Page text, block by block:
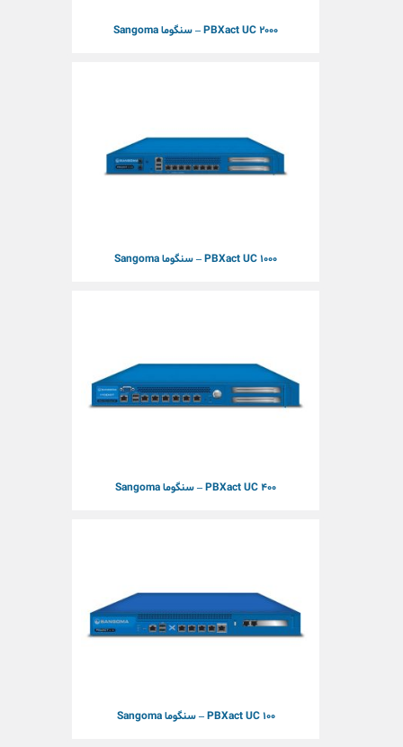
PBXact UC 2000 – سنگوما Sangoma
PBXact UC 1000 – سنگوما Sangoma
PBXact UC 400 – سنگوما Sangoma
PBXact UC 100 – سنگوما Sangoma